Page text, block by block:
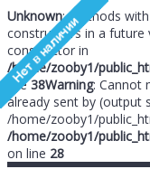
Unknown: Methods
constructors in a future
constructor in
/home/zooby1/
line38Warning: Cannot
already sent by (output
/home/zooby1/
/home/zooby1/
on line 28